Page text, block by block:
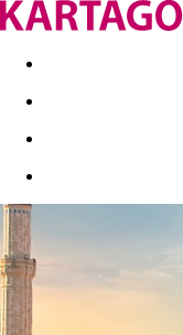
Kapcsolat Nyár 2026